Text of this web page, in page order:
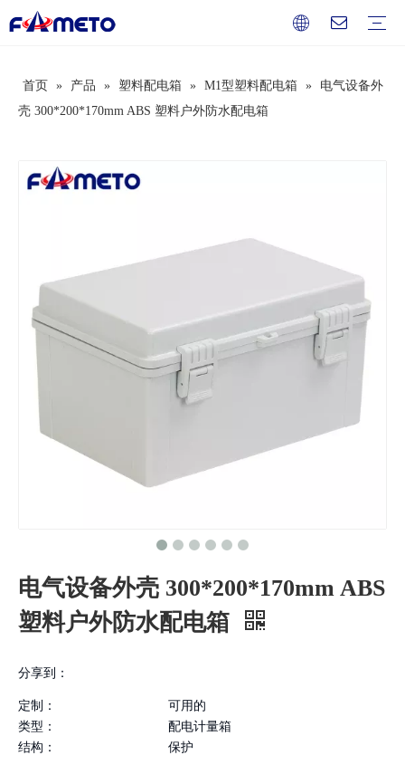
首页 » 产品 » 塑料配电箱 » M1型塑料配电箱 »
电气设备外
壳 300*200*170mm ABS 塑料户外防水配电箱
电气设备外壳 300*200*170mm ABS
塑料户外防水配电箱
分享到：
定制：
可用的
类型：
配电计量箱
结构：
保护